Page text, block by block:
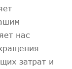
нас
затрат и